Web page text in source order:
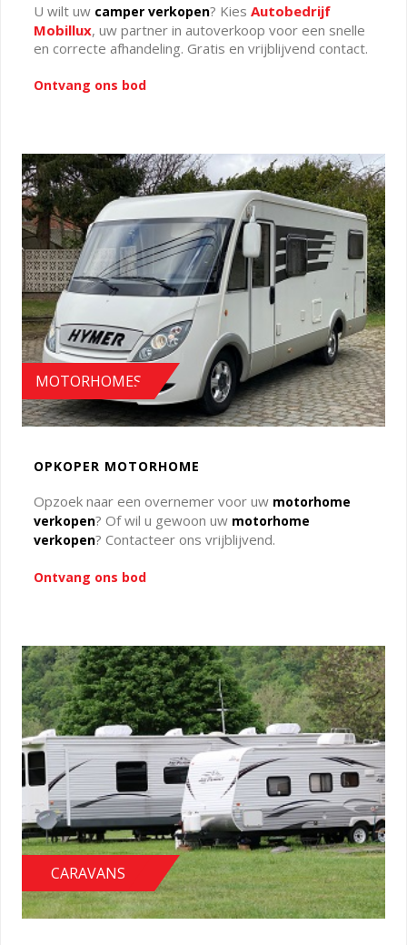
U wilt uw camper verkopen? Kies Autobedrijf
Mobillux, uw partner in autoverkoop voor een snelle
en correcte afhandeling. Gratis en vrijblijvend contact.
Ontvang ons bod
MOTORHOMES
OPKOPER MOTORHOME
Opzoek naar een overnemer voor uw motorhome
verkopen? Of wil u gewoon uw motorhome
verkopen? Contacteer ons vrijblijvend.
Ontvang ons bod
CARAVANS